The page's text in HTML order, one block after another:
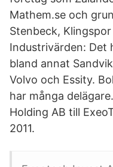
Mathem.se och
Stenbeck,
Industrivärden: Det
bland annat
Volvo och Essity.
har många
Holding AB till
2011.